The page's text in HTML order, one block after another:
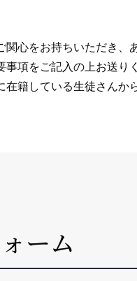
関心をお持ちいただき、
事項をご記入の上お送り
在籍している生徒さんか
ーム